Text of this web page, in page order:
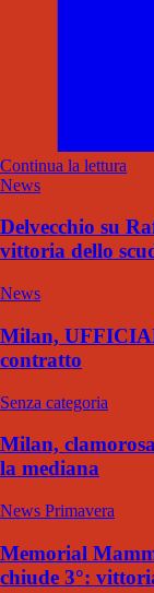
Continua la lettura
News
Delvecchio su
vittoria dello
News
Milan,
contratto
Senza categoria
Milan,
la mediana
News Primavera
Memorial
chiude 3°: